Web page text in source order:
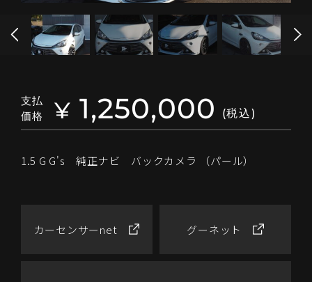
支払
価格
¥ 1,250,000 (税込)
1.5 G G's 純正ナビ バックカメラ （パール）
カーセンサーnet グーネット